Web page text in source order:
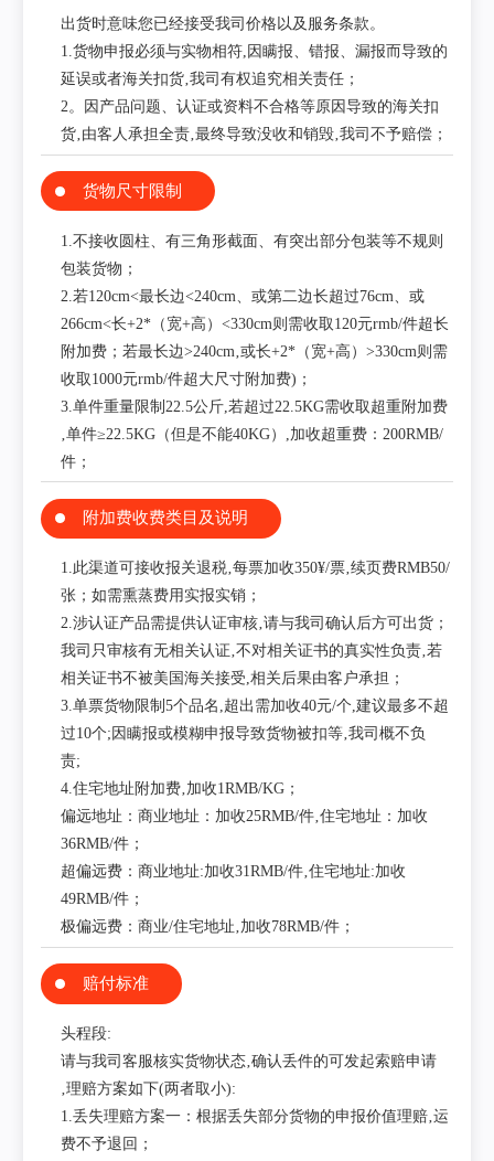
出货时意味您已经接受我司价格以及服务条款。
1.货物申报必须与实物相符,因瞒报、错报、漏报而导致的
延误或者海关扣货‚我司有权追究相关责任；
2。因产品问题、认证或资料不合格等原因导致的海关扣
货‚由客人承担全责‚最终导致没收和销毁‚我司不予赔偿；
货物尺寸限制
1.不接收圆柱、有三角形截面、有突出部分包装等不规则
包装货物；
2.若120cm<最长边<240cm、或第二边长超过76cm、或
266cm<长+2*（宽+高）<330cm则需收取120元rmb/件超长
附加费；若最长边>240cm‚或长+2*（宽+高）>330cm则需
收取1000元rmb/件超大尺寸附加费)；
3.单件重量限制22.5公斤,若超过22.5KG需收取超重附加费
‚单件≥22.5KG（但是不能40KG）,加收超重费：200RMB/
件；
附加费收费类目及说明
1.此渠道可接收报关退税‚每票加收350¥/票‚续页费RMB50/
张；如需熏蒸费用实报实销；
2.涉认证产品需提供认证审核‚请与我司确认后方可出货；
我司只审核有无相关认证‚不对相关证书的真实性负责‚若
相关证书不被美国海关接受,相关后果由客户承担；
3.单票货物限制5个品名,超出需加收40元/个,建议最多不超
过10个;因瞒报或模糊申报导致货物被扣等‚我司概不负
责;
4.住宅地址附加费‚加收1RMB/KG；
偏远地址：商业地址：加收25RMB/件‚住宅地址：加收
36RMB/件；
超偏远费：商业地址:加收31RMB/件‚住宅地址:加收
49RMB/件；
极偏远费：商业/住宅地址‚加收78RMB/件；
赔付标准
头程段:
请与我司客服核实货物状态‚确认丢件的可发起索赔申请
‚理赔方案如下(两者取小):
1.丢失理赔方案一：根据丢失部分货物的申报价值理赔‚运
费不予退回；